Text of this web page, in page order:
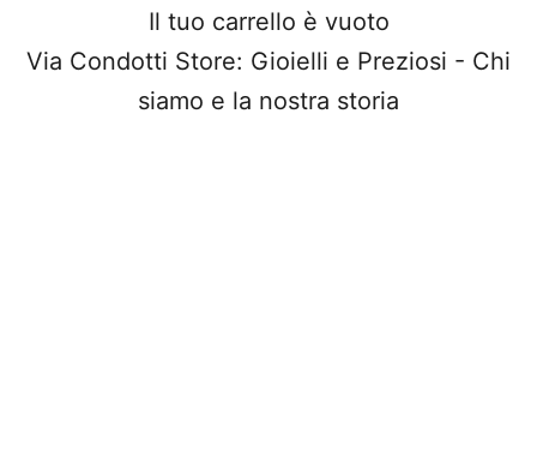
Il tuo carrello è vuoto
Via Condotti Store: Gioielli e Preziosi - Chi
siamo e la nostra storia